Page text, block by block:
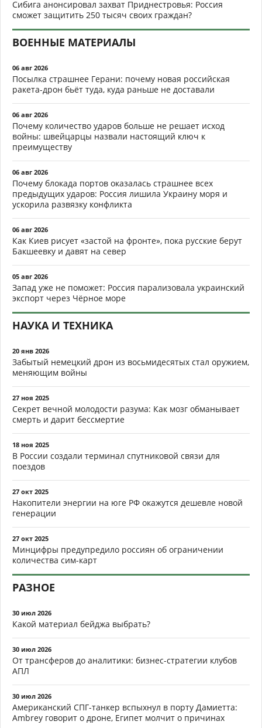
Сибига анонсировал захват Приднестровья: Россия
сможет защитить 250 тысяч своих граждан?
ВОЕННЫЕ МАТЕРИАЛЫ
06 авг 2026
Посылка страшнее Герани: почему новая российская
ракета-дрон бьёт туда, куда раньше не доставали
06 авг 2026
Почему количество ударов больше не решает исход
войны: швейцарцы назвали настоящий ключ к
преимуществу
06 авг 2026
Почему блокада портов оказалась страшнее всех
предыдущих ударов: Россия лишила Украину моря и
ускорила развязку конфликта
06 авг 2026
Как Киев рисует «застой на фронте», пока русские берут
Бакшеевку и давят на север
05 авг 2026
Запад уже не поможет: Россия парализовала украинский
экспорт через Чёрное море
НАУКА И ТЕХНИКА
20 янв 2026
Забытый немецкий дрон из восьмидесятых стал оружием,
меняющим войны
27 ноя 2025
Секрет вечной молодости разума: Как мозг обманывает
смерть и дарит бессмертие
18 ноя 2025
В России создали терминал спутниковой связи для
поездов
27 окт 2025
Накопители энергии на юге РФ окажутся дешевле новой
генерации
27 окт 2025
Минцифры предупредило россиян об ограничении
количества сим-карт
РАЗНОЕ
30 июл 2026
Какой материал бейджа выбрать?
30 июл 2026
От трансферов до аналитики: бизнес-стратегии клубов
АПЛ
30 июл 2026
Американский СПГ-танкер вспыхнул в порту Дамиетта:
Ambrey говорит о дроне, Египет молчит о причинах